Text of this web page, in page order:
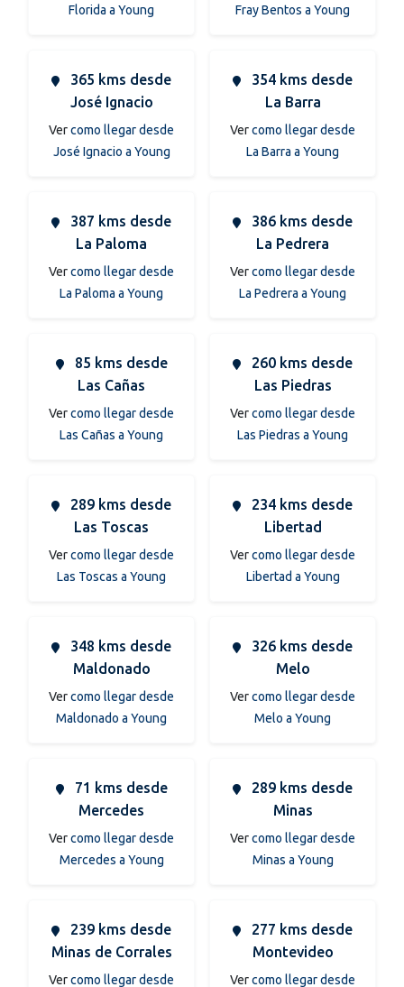
Florida a Young Fray Bentos a Young
365 kms desde
José Ignacio
Vercomo llegar desde
José Ignacio a Young
354 kms desde
La Barra
Vercomo llegar desde
La Barra a Young
387 kms desde
La Paloma
Vercomo llegar desde
La Paloma a Young
386 kms desde
La Pedrera
Vercomo llegar desde
La Pedrera a Young
85 kms desde
Las Cañas
Vercomo llegar desde
Las Cañas a Young
260 kms desde
Las Piedras
Vercomo llegar desde
Las Piedras a Young
289 kms desde
Las Toscas
Vercomo llegar desde
Las Toscas a Young
234 kms desde
Libertad
Vercomo llegar desde
Libertad a Young
348 kms desde
Maldonado
Vercomo llegar desde
Maldonado a Young
326 kms desde
Melo
Vercomo llegar desde
Melo a Young
71 kms desde
Mercedes
Vercomo llegar desde
Mercedes a Young
289 kms desde
Minas
Vercomo llegar desde
Minas a Young
239 kms desde
Minas de Corrales
Vercomo llegar desde
277 kms desde
Montevideo
Vercomo llegar desde